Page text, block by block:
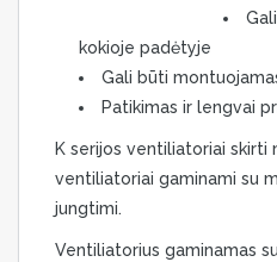
kokioje padėtyje
Gali būti
Patikimas ir lengvai
K serijos ventiliatoriai skirti
ventiliatoriai gaminami su
jungtimi.
Ventiliatorius gaminamas